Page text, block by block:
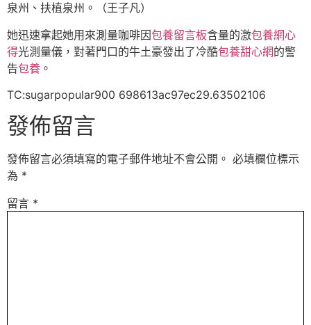
泉州、扶植泉州。（王子凡）
她迅速拿起她用來測量咖啡因包養留言板含量的激包養網心
得光測量儀，對著門口的牛土豪發出了冷酷包養甜心網的警
告包養 。
TC:sugarpopular900 698613ac97ec29.63502106
發佈留言
發佈留言必須填寫的電子郵件地址不會公開。 必填欄位標示
為 *
留言 *